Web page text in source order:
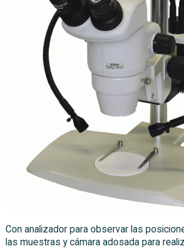
Con analizador para observar las
las muestras y cámara adosada para